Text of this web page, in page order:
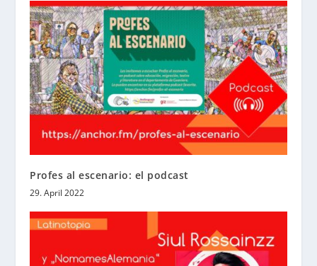
Profes al escenario: el podcast
29. April 2022